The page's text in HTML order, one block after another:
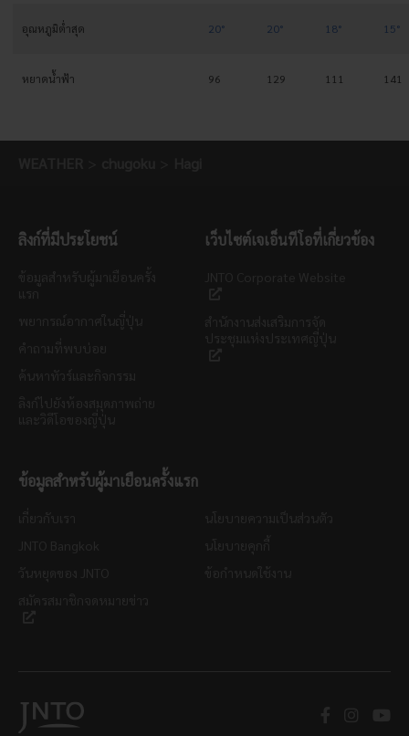
อุณหภูมิต่ำสุด 20° 20° 18° 15°
หยาดน้ำฟ้า 96 129 111 141
ลิงก์ที่มีประโยชน์ เว็บไซต์เจเอ็นทีโอที่เกี่ยวข้อง
ข้อมูลสำหรับผู้มาเยือนครั้งแรก